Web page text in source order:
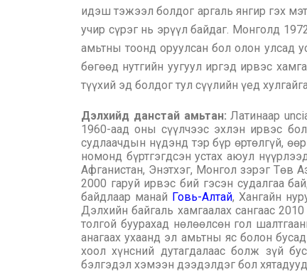
идэш тэжээл болдог аргаль янгир гэх
учир сүрэг нь эрүүл байдаг. Монголд
амьтны тоонд оруулсан бол олон улсад
бөгөөд нутгийн уугуул иргэд ирвэс
түүхий эд болдог тул сүүлийн үед
Дэлхийд данстай амьтан:Латинаар
1960-аад оны сүүлчээс эхлэн ирвэс
судлаачдын нүдэнд тэр бүр өртөлгүй,
номонд бүртгэгдсэн устах аюул
Афганистан, Энэтхэг, Монгол зэрэг Төв
2000 гаруй ирвэс бий гэсэн судалгаа
байдлаар манай Говь-Алтай, Хангайн
Дэлхийн байгаль хамгаалах сангаас
толгой буурахад нөлөөлсөн гол
анагаах ухаанд эл амьтны яс болон
хоол хүнсний дутагдалаас болж зүй
бэлгэдэл хэмээн дээдэлдэг бол